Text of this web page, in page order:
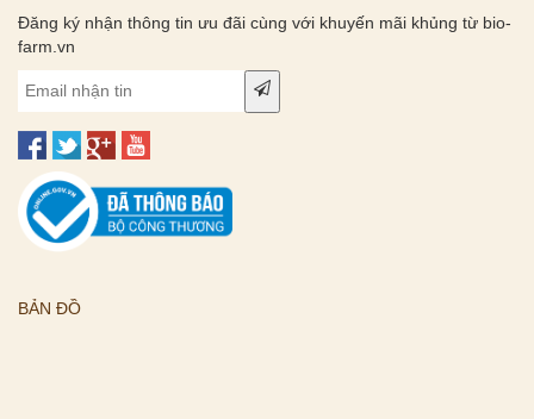
Đăng ký nhận thông tin ưu đãi cùng với khuyến mãi khủng từ bio-
farm.vn
BẢN ĐỒ